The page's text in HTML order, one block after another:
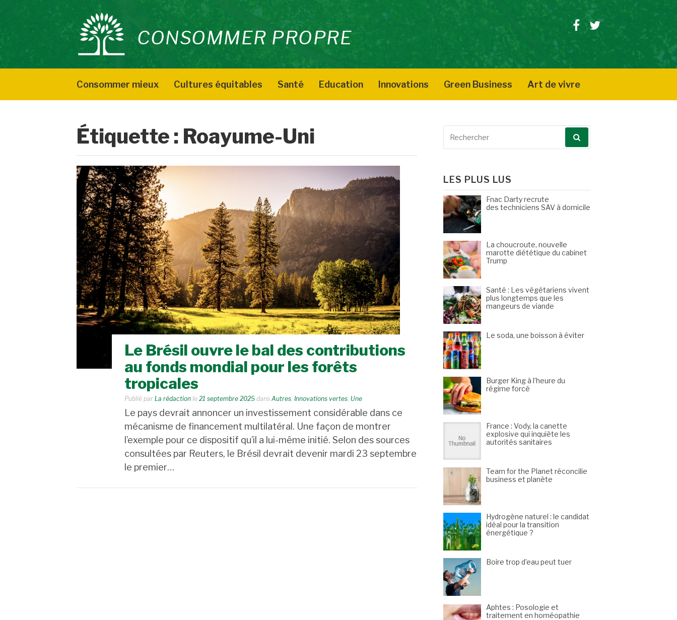
contenu
CONSOMMER PROPRE
Facebook
Twitter
Consommer mieux Cultures équitables Santé Education Innovations Green Business Art de vivre
Étiquette : Roayume-Uni
Le Brésil ouvre le bal des contributions
au fonds mondial pour les forêts
tropicales
Publié par La rédaction le 21 septembre 2025 dans Autres, Innovations vertes, Une
Le pays devrait annoncer un investissement considérable dans ce
mécanisme de financement multilatéral. Une façon de montrer
l’exemple pour ce dispositif qu’il a lui-même initié. Selon des sources
consultées par Reuters, le Brésil devrait devenir mardi 23 septembre
le premier…
LES PLUS LUS
Fnac Darty recrute
des techniciens SAV à domicile
La choucroute, nouvelle
marotte diététique du cabinet
Trump
Santé : Les végétariens vivent
plus longtemps que les
mangeurs de viande
Le soda, une boisson à éviter
Burger King à l’heure du
régime forcé
France : Vody, la canette
explosive qui inquiète les
autorités sanitaires
Team for the Planet réconcilie
business et planète
Hydrogène naturel : le candidat
idéal pour la transition
énergétique ?
Boire trop d’eau peut tuer
Aphtes : Posologie et
traitement en homéopathie